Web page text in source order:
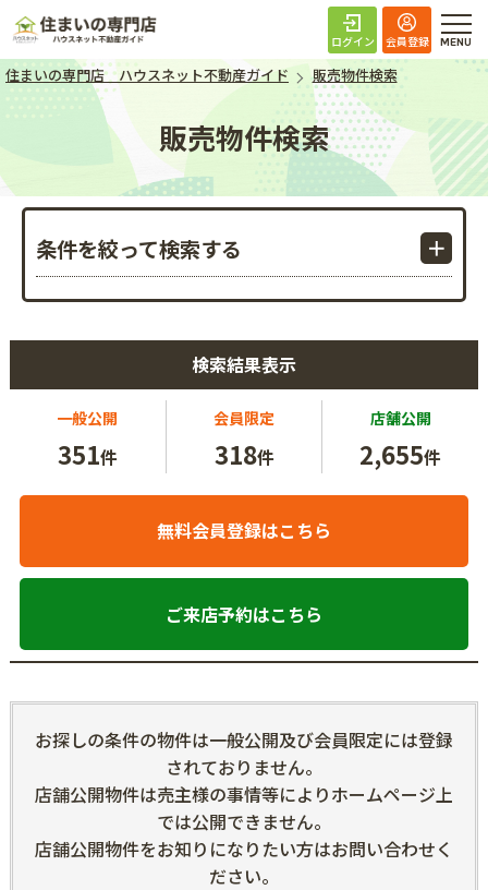
住まいの専門店 ハ
ログイン 会員登録
住まいの専門店 ハウスネット不動産ガイド 販売物件検索
販売物件検索
条件を絞って検索する
検索結果表示
一般公開
351件
会員限定
318件
店舗公開
2,655件
無料会員登録はこちら
ご来店予約はこちら
お探しの条件の物件は一般公開及び会員限定には登録
されておりません。
店舗公開物件は売主様の事情等によりホームページ上
では公開できません。
店舗公開物件をお知りになりたい方はお問い合わせく
ださい。